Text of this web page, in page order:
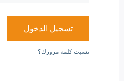
تسجيل الدخول
نسيت كلمة مرورك؟